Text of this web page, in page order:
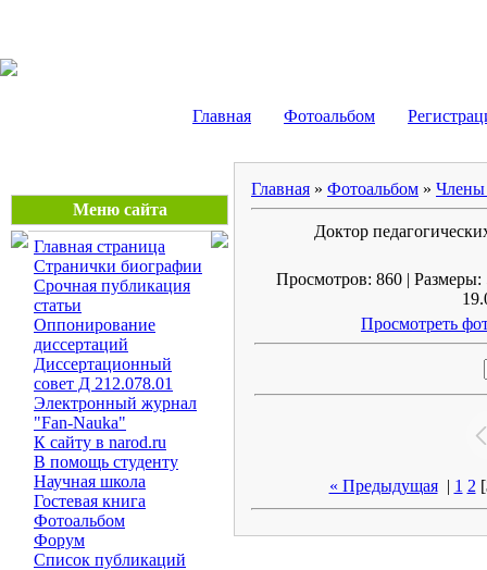
Главная Фотоальбом
Меню сайта
Главная страница
Странички биографии
Срочная публикация
статьи
Оппонирование
диссертаций
Диссертационный
совет Д 212.078.01
Электронный журнал
"Fan-Nauka"
К сайту в narod.ru
В помощь студенту
Научная школа
Гостевая книга
Фотоальбом
Форум
Список публикаций
Главная » Фотоальбом » Члены
Доктор
Просмотров: 860 |
Просмотреть
« Предыдущая| 1 2 [